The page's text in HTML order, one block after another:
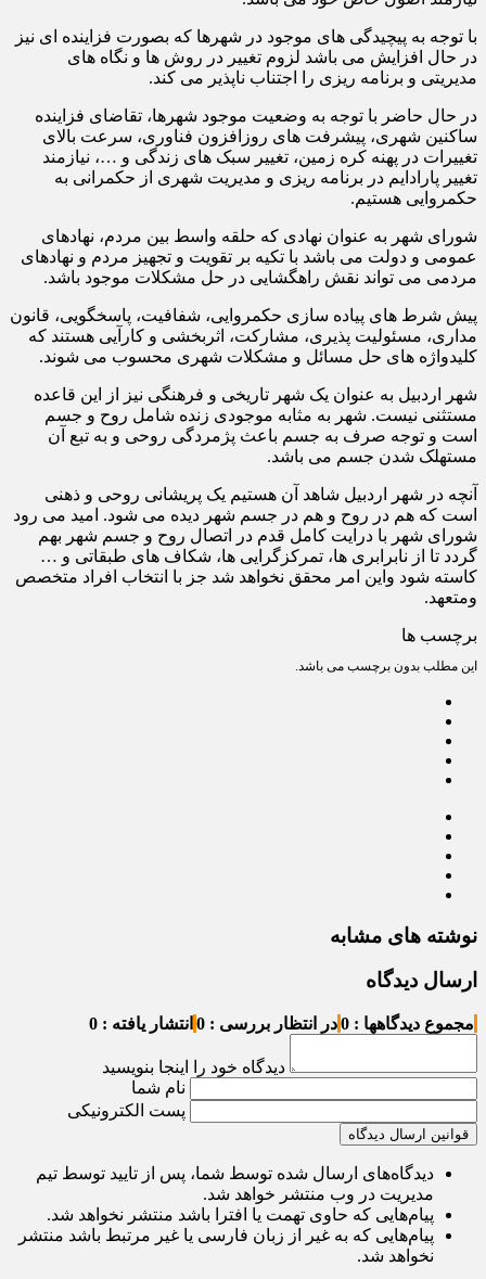
با توجه به پیچیدگی های موجود در شهرها که بصورت فزاینده ای نیز
در حال افزایش می باشد لزوم تغییر در روش ها و نگاه های
مدیریتی و برنامه ریزی را اجتناب ناپذیر می کند.
در حال حاضر با توجه به وضعیت موجود شهرها، تقاضای فزاینده
ساکنین شهری، پیشرفت های روزافزون فناوری، سرعت بالای
تغییرات در پهنه کره زمین، تغییر سبک های زندگی و …، نیازمند
تغییر پارادایم در برنامه ریزی و مدیریت شهری از حکمرانی به
حکمروایی هستیم.
شورای شهر به عنوان نهادی که حلقه واسط بین مردم، نهادهای
عمومی و دولت می باشد با تکیه بر تقویت و تجهیز مردم و نهادهای
مردمی می تواند نقش راهگشایی در حل مشکلات موجود باشد.
پیش شرط های پیاده سازی حکمروایی، شفافیت، پاسخگویی، قانون
مداری، مسئولیت پذیری، مشارکت، اثربخشی و کارآیی هستند که
کلیدواژه های حل مسائل و مشکلات شهری محسوب می شوند.
شهر اردبیل به عنوان یک شهر تاریخی و فرهنگی نیز از این قاعده
مستثنی نیست. شهر به مثابه موجودی زنده شامل روح و جسم
است و توجه صرف به جسم باعث پژمردگی روحی و به تبع آن
مستهلک شدن جسم می باشد.
آنچه در شهر اردبیل شاهد آن هستیم یک پریشانی روحی و ذهنی
است که هم در روح و هم در جسم شهر دیده می شود. امید می رود
شورای شهر با درایت کامل قدم در اتصال روح و جسم شهر بهم
گردد تا از نابرابری ها، تمرکزگرایی ها، شکاف های طبقاتی و …
کاسته شود واین امر محقق نخواهد شد جز با انتخاب افراد متخصص
ومتعهد.
برچسب ها
این مطلب بدون برچسب می باشد.
نوشته های مشابه
ارسال دیدگاه
مجموع دیدگاهها : 0 در انتظار بررسی : 0 انتشار یافته : 0
دیدگاه خود را اینجا بنویسید
نام شما
پست الکترونیکی
قوانین ارسال دیدگاه
دیدگاه‌های ارسال شده توسط شما، پس از تایید توسط تیم
مدیریت در وب منتشر خواهد شد.
پیام‌هایی که حاوی تهمت یا افترا باشد منتشر نخواهد شد.
پیام‌هایی که به غیر از زبان فارسی یا غیر مرتبط باشد منتشر
نخواهد شد.